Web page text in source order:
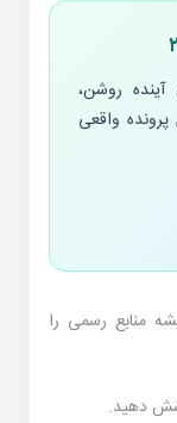
روشن،
واقعی
منابع رسمی را
دهید.